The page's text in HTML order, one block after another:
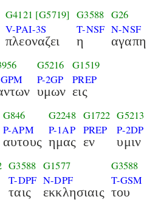
G4121 [G5719]
V-PAI-3S
πλεοναζει
G3588
T-NSF
η
G26
N-NSF
αγαπη
G5216
P-2GP
υμων
G1519
PREP
εις
G846
P-APM
αυτους
G2248
P-1AP
ημας
G1722
PREP
εν
G5213
P-2DP
υμιν
G3588
T-DPF
ταις
G1577
N-DPF
εκκλησιαις
G3588
T-GSM
του